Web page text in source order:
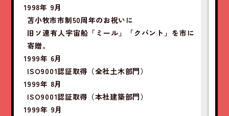
1998年 9月
苫小牧市市制50周年のお祝いに
旧ソ連有人宇宙船「ミール」「クバント」を市に
寄贈。
1999年 6月
ISO9001認証取得（全社土木部門）
1999年 8月
ISO9001認証取得（本社建築部門）
1999年 9月